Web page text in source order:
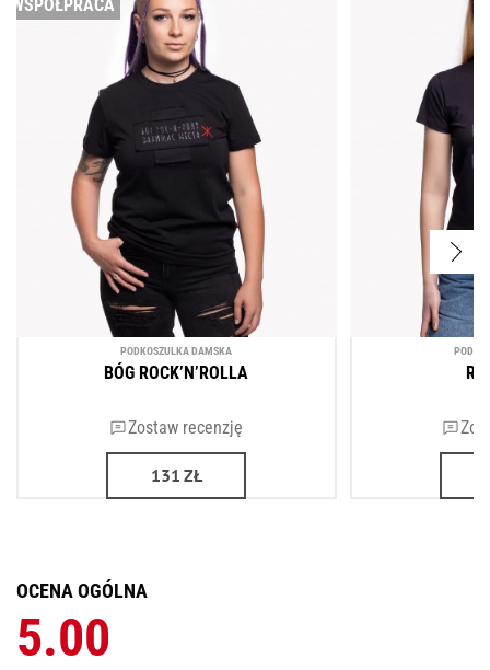
WSPÓŁPRACA
PODKOSZULKA DAMSKA
BÓG ROCK’N’ROLLA
Zostaw recenzję
131 ZŁ
OCENA OGÓLNA
5.00